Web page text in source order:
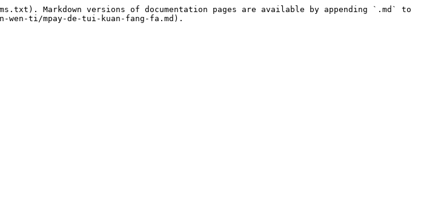
Markdown versions of documentation pages are available by appending `.md` to
wen-ti/mpay-de-tui-kuan-fang-fa.md).